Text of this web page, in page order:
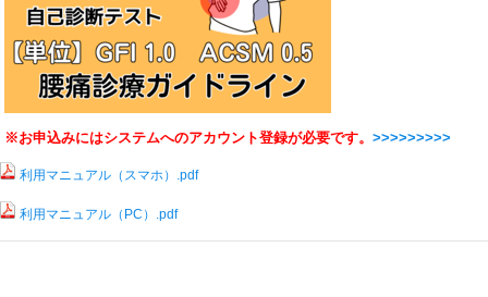
※お申込みにはシステムへのアカウント登録が必要です。>>>>>>>>>
利用マニュアル（スマホ）.pdf
利用マニュアル（PC）.pdf